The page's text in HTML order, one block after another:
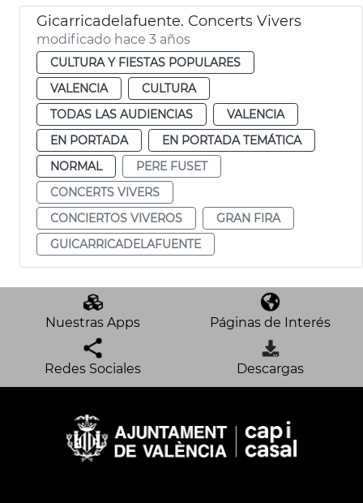
Gicarricadelafuente. Concerts Vivers
modificado hace 3 años
CULTURA Y FIESTAS POPULARES
VALENCIA
CULTURA
TODAS LAS AUDIENCIAS
VALENCIA
EN PORTADA
EN PORTADA TEMÁTICA
NORMAL
PERE FUSET
CONCERTS VIVERS
CONCIERTOS VIVEROS
GRAN FIRA
GUICARRICADELAFUENTE
Nuestras Apps Páginas de Interés
Redes Sociales Descargas